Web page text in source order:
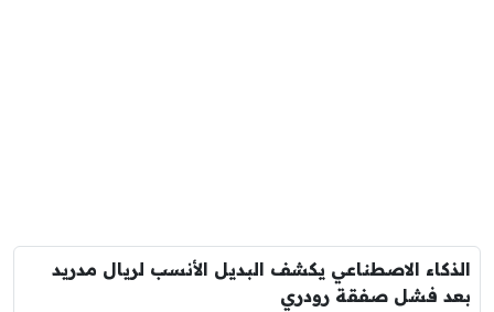
الذكاء الاصطناعي يكشف البديل الأنسب لريال مدريد
بعد فشل صفقة رودري